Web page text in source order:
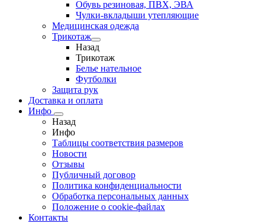
Обувь резиновая, ПВХ, ЭВА
Чулки-вкладыши утепляющие
Медицинская одежда
Трикотаж
Назад
Трикотаж
Белье нательное
Футболки
Защита рук
Доставка и оплата
Инфо
Назад
Инфо
Таблицы соответствия размеров
Новости
Отзывы
Публичный договор
Политика конфиденциальности
Обработка персональных данных
Положение о cookie-файлах
Контакты